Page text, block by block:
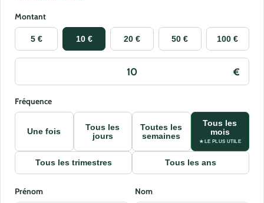
Montant
5 € 10 € 20 € 50 € 100 €
Fréquence
Une fois
Tous les
jours
Toutes les
semaines
Tous les
mois
★ LE PLUS UTILE
Tous les trimestres Tous les ans
Prénom Nom